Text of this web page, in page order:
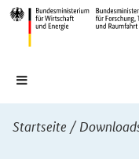
Navigation
Hauptmenü
Sie sind hier:
Startseite /